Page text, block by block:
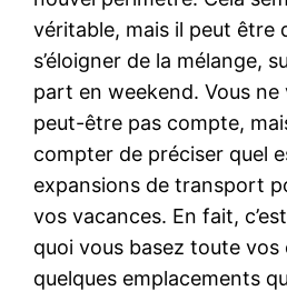
véritable, mais il peut être
s’éloigner de la mélange,
part en weekend. Vous
peut-être pas compte,
compter de préciser quel
expansions de transport
vos vacances. En fait,
quoi vous basez toute vos
quelques emplacements